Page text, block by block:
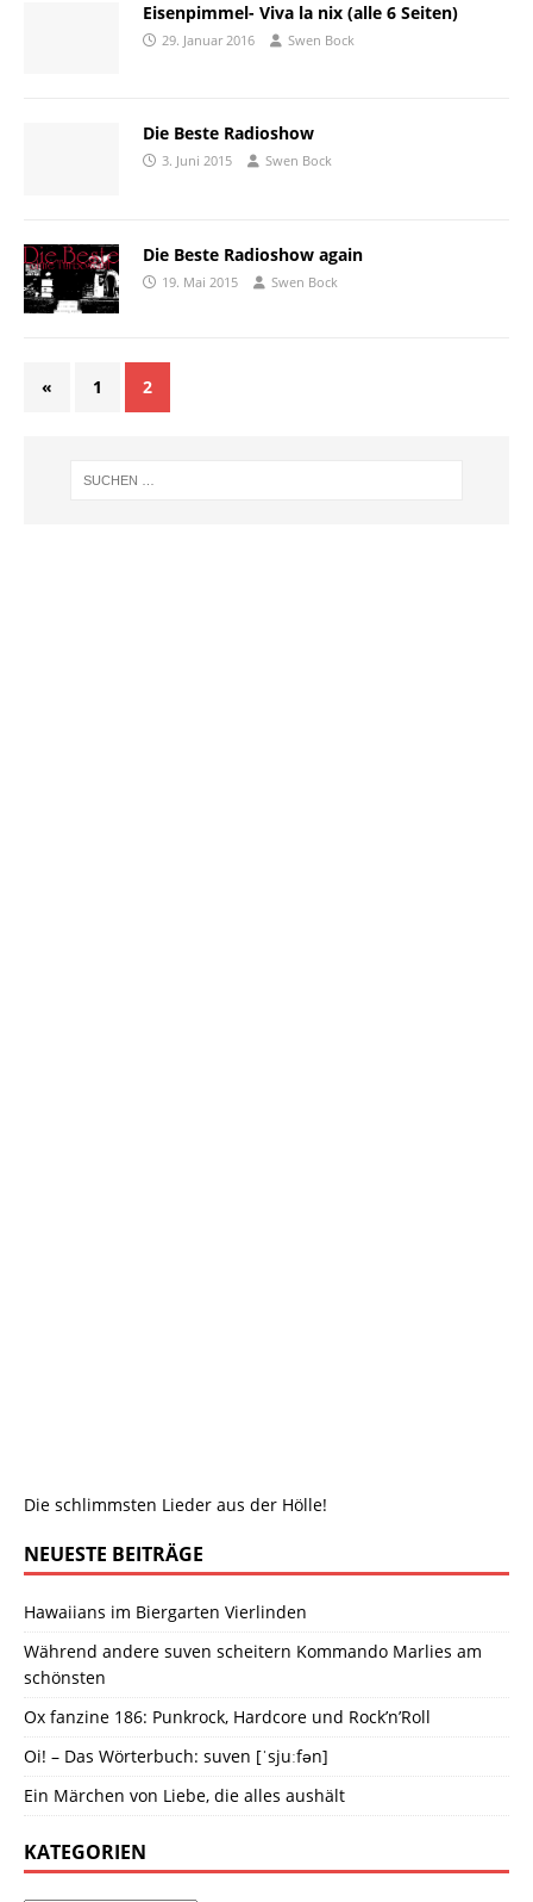
Eisenpimmel- Viva la nix (alle 6 Seiten)
29. Januar 2016 Swen Bock
Die Beste Radioshow
3. Juni 2015 Swen Bock
Die Beste Radioshow again
19. Mai 2015 Swen Bock
« 1 2
Die schlimmsten Lieder aus der Hölle!
NEUESTE BEITRÄGE
Hawaiians im Biergarten Vierlinden
Während andere suven scheitern Kommando Marlies am
schönsten
Ox fanzine 186: Punkrock, Hardcore und Rock’n’Roll
Oi! – Das Wörterbuch: suven [ˈsjuːfən]
Ein Märchen von Liebe, die alles aushält
KATEGORIEN